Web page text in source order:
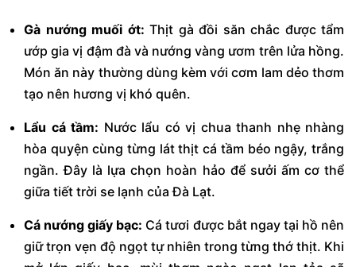
Gà nướng muối ớt: Thịt gà đồi săn chắc được tẩm
ướp gia vị đậm đà và nướng vàng ươm trên lửa hồng.
Món ăn này thường dùng kèm với cơm lam dẻo thơm
tạo nên hương vị khó quên.
Lẩu cá tầm: Nước lẩu có vị chua thanh nhẹ nhàng
hòa quyện cùng từng lát thịt cá tầm béo ngậy, trắng
ngần. Đây là lựa chọn hoàn hảo để sưởi ấm cơ thể
giữa tiết trời se lạnh của Đà Lạt.
Cá nướng giấy bạc: Cá tươi được bắt ngay tại hồ nên
giữ trọn vẹn độ ngọt tự nhiên trong từng thớ thịt. Khi